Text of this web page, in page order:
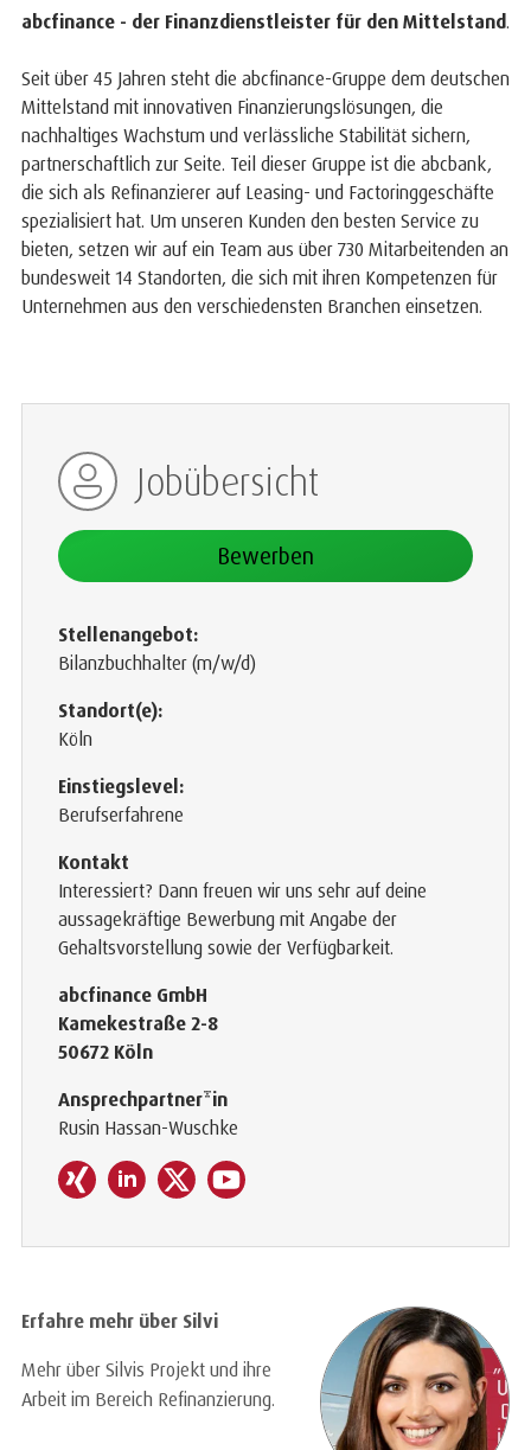
abcfinance - der Finanzdienstleister für den Mittelstand.
Seit über 45 Jahren steht die abcfinance-Gruppe dem deutschen
Mittelstand mit innovativen Finanzierungslösungen, die
nachhaltiges Wachstum und verlässliche Stabilität sichern,
partnerschaftlich zur Seite. Teil dieser Gruppe ist die abcbank,
die sich als Refinanzierer auf Leasing- und Factoringgeschäfte
spezialisiert hat. Um unseren Kunden den besten Service zu
bieten, setzen wir auf ein Team aus über 730 Mitarbeitenden an
bundesweit 14 Standorten, die sich mit ihren Kompetenzen für
Unternehmen aus den verschiedensten Branchen einsetzen.
Jobübersicht
Bewerben
Stellenangebot:
Bilanzbuchhalter (m/w/d)
Standort(e):
Köln
Einstiegslevel:
Berufserfahrene
Kontakt
Interessiert? Dann freuen wir uns sehr auf deine
aussagekräftige Bewerbung mit Angabe der
Gehaltsvorstellung sowie der Verfügbarkeit.
abcfinance GmbH
Kamekestraße 2-8
50672 Köln
Ansprechpartner*in
Rusin Hassan-Wuschke
Erfahre mehr über Silvi
Mehr über Silvis Projekt und ihre
Arbeit im Bereich Refinanzierung.